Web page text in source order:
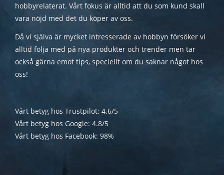
hobbyrelaterat. Vårt fokus är alltid att du som kund skall
vara nöjd med det du köper av oss.
Då vi själva är mycket intresserade av hobbyn försöker vi
alltid följa med på nya produkter och trender men tar
också gärna emot tips, speciellt om du saknar något hos
oss!
Vårt betyg hos Trustpilot: 4.6/5
Vårt betyg hos Google: 4.8/5
Vårt betyg hos Facebook: 98%